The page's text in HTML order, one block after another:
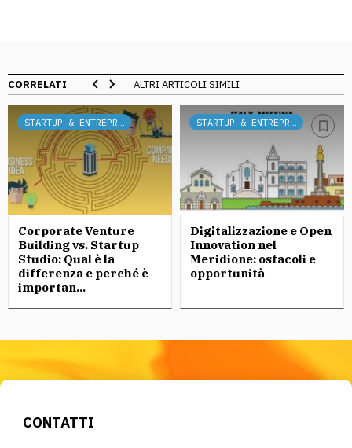
CORRELATI ALTRI ARTICOLI SIMILI
STARTUP & ENTREPRENEURSHIP
Corporate Venture
Building vs. Startup
Studio: Qual è la
differenza e perché è
importan...
STARTUP & ENTREPRENEURSHIP
Digitalizzazione e Open
Innovation nel
Meridione: ostacoli e
opportunità
CONTATTI